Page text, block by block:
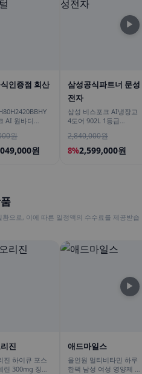
인증점 회산
AI 원바디
원
원
삼성공식파트너 문성
전자
삼성 비스포크 AI냉장고
4도어 902L 1등급
화이트 푸드쇼케이스
2,840,000원
8%2,599,000원
▶
으로, 이에 따른 일정액의 수수료를 제공받습
진
진 하이큐 포스
린 300mg 징코
애드마일스
올인원 멀티비타민 하루
한팩 남성 여성 영양제 오
▶